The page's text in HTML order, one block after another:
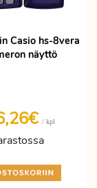
Casio hs-8vera
näyttö
/ kpl